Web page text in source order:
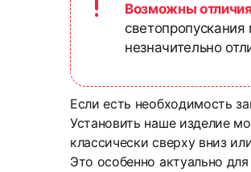
Возможны
незначительно
Если есть необходимость
Установить наше изделие
классически сверху вниз
Это особенно актуально